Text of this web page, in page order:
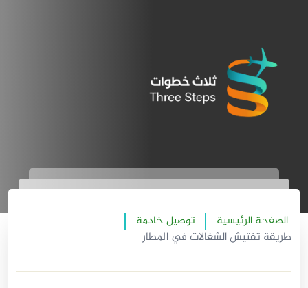
الصفحة الرئيسية
توصيل خادمة
طريقة تفتيش الشغالات في المطار